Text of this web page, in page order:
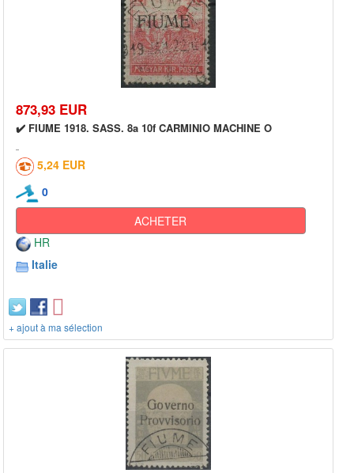
873,93 EUR
✔️ FIUME 1918. SASS. 8a 10f CARMINIO MACHINE O
5,24 EUR
0
ACHETER
HR
Italie
+ ajout à ma sélection